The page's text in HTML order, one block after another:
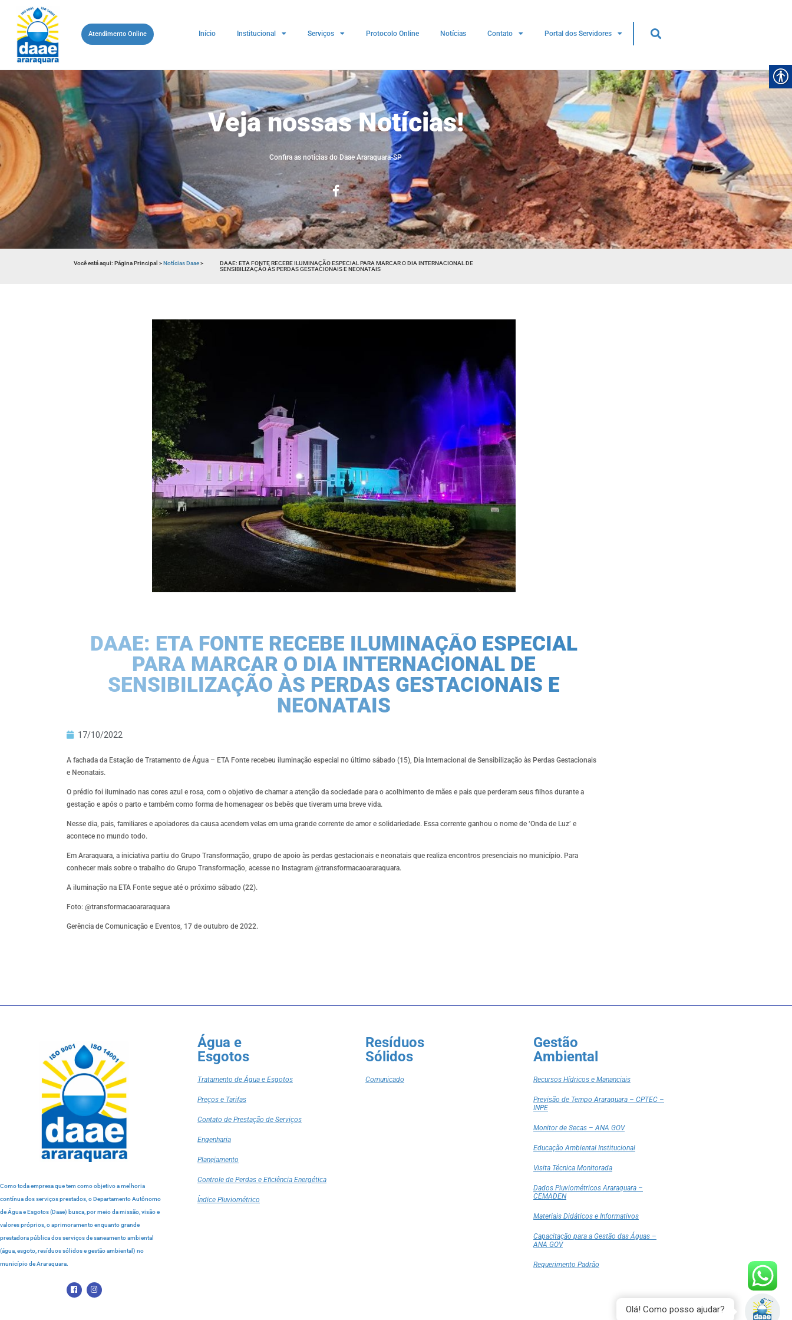
Atendimento Online Início Institucional Serviços Protocolo Online Notícias Contato Portal dos Servidores
Veja nossas Notícias!
Confira as noticias do Daae Araraquara-SP
Você está aqui:Página Principal>Notícias Daae>
DAAE: ETA FONTE RECEBE ILUMINAÇÃO ESPECIAL PARA MARCAR O DIA INTERNACIONAL DE
SENSIBILIZAÇÃO ÀS PERDAS GESTACIONAIS E NEONATAIS
DAAE: ETA FONTE RECEBE ILUMINAÇÃO ESPECIAL
PARA MARCAR O DIA INTERNACIONAL DE
SENSIBILIZAÇÃO ÀS PERDAS GESTACIONAIS E
NEONATAIS
17/10/2022
A fachada da Estação de Tratamento de Água – ETA Fonte recebeu iluminação especial no último sábado (15), Dia Internacional de Sensibilização às Perdas Gestacionais
e Neonatais.
O prédio foi iluminado nas cores azul e rosa, com o objetivo de chamar a atenção da sociedade para o acolhimento de mães e pais que perderam seus filhos durante a
gestação e após o parto e também como forma de homenagear os bebês que tiveram uma breve vida.
Nesse dia, pais, familiares e apoiadores da causa acendem velas em uma grande corrente de amor e solidariedade. Essa corrente ganhou o nome de ‘Onda de Luz’ e
acontece no mundo todo.
Em Araraquara, a iniciativa partiu do Grupo Transformação, grupo de apoio às perdas gestacionais e neonatais que realiza encontros presenciais no município. Para
conhecer mais sobre o trabalho do Grupo Transformação, acesse no Instagram @transformacaoararaquara.
A iluminação na ETA Fonte segue até o próximo sábado (22).
Foto: @transformacaoararaquara
Gerência de Comunicação e Eventos, 17 de outubro de 2022.
Como toda empresa que tem como objetivo a melhoria
contínua dos serviços prestados, o Departamento Autônomo
de Água e Esgotos (Daae) busca, por meio da missão, visão e
valores próprios, o aprimoramento enquanto grande
prestadora pública dos serviços de saneamento ambiental
(água, esgoto, resíduos sólidos e gestão ambiental) no
município de Araraquara.
Água e
Esgotos
Tratamento de Água e Esgotos
Preços e Tarifas
Contato de Prestação de Serviços
Engenharia
Planejamento
Controle de Perdas e Eficiência Energética
Índice Pluviométrico
Resíduos
Sólidos
Comunicado
Gestão
Ambiental
Recursos Hídricos e Mananciais
Previsão de Tempo Araraquara – CPTEC –
INPE
Monitor de Secas – ANA GOV
Educação Ambiental Institucional
Visita Técnica Monitorada
Dados Pluviométricos Araraquara –
CEMADEN
Materiais Didáticos e Informativos
Capacitação para a Gestão das Águas –
ANA GOV
Requerimento Padrão
Olá! Como posso ajudar?